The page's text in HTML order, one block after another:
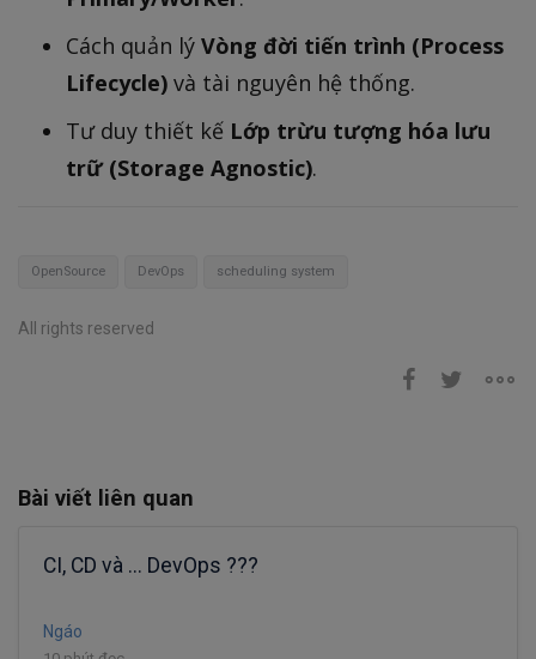
Cách quản lý Vòng đời tiến trình (Process
Lifecycle) và tài nguyên hệ thống.
Tư duy thiết kế Lớp trừu tượng hóa lưu
trữ (Storage Agnostic).
OpenSource DevOps scheduling system
All rights reserved
Bài viết liên quan
CI, CD và ... DevOps ???
Ngáo